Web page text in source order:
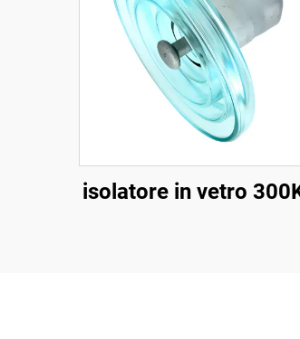
isolatore in vetro